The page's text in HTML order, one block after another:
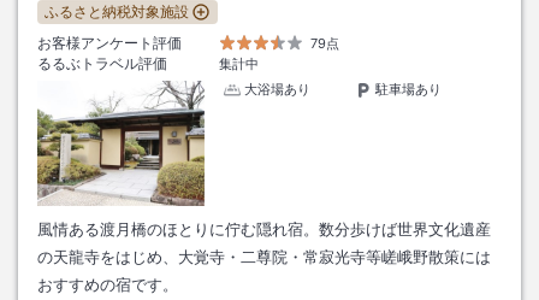
ふるさと納税対象施設
お客様アンケート評価
79点
るるぶトラベル評価
集計中
大浴場あり
駐車場あり
風情ある渡月橋のほとりに佇む隠れ宿。数分歩けば世界文化遺産
の天龍寺をはじめ、大覚寺・二尊院・常寂光寺等嵯峨野散策には
おすすめの宿です。